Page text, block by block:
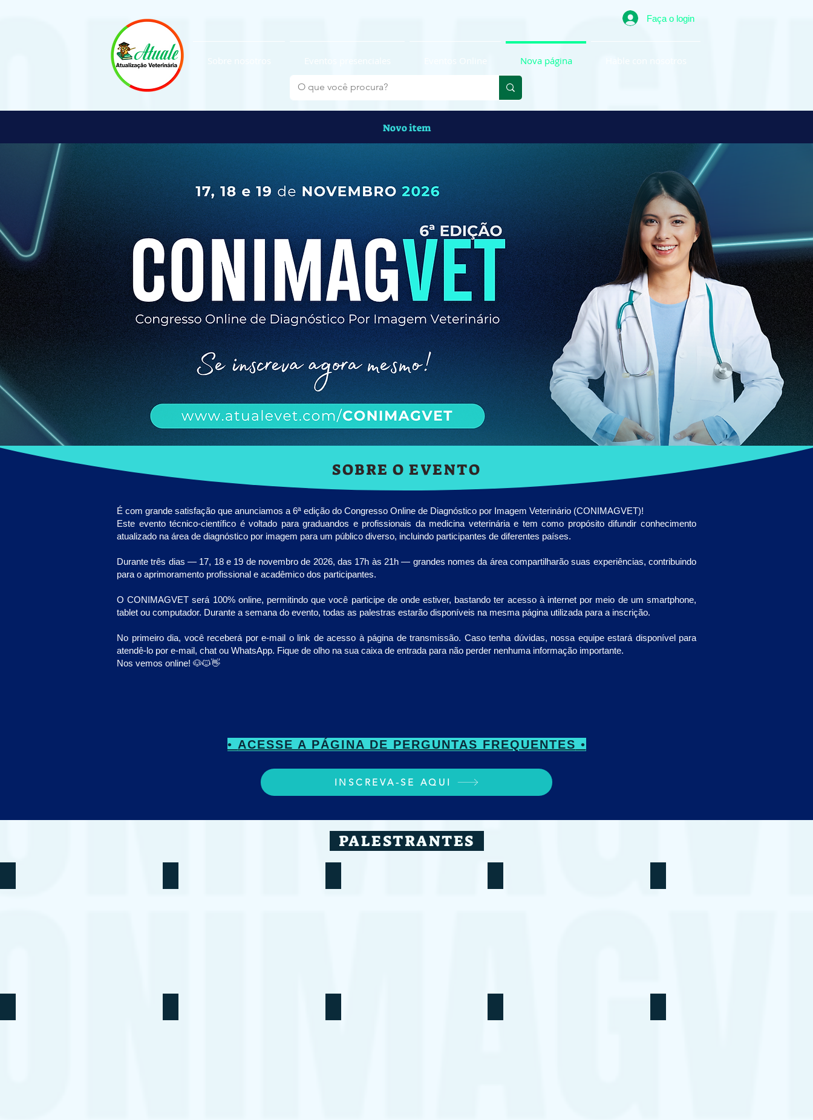
Faça o login
Nova página
Novo item
SOBRE O EVENTO
É com grande satisfação que anunciamos a 6ª edição do Congresso Online de Diagnóstico por Imagem Veterinário (CONIMAGVET)!
Este evento técnico-científico é voltado para graduandos e profissionais da medicina veterinária e tem como propósito difundir conhecimento
atualizado na área de diagnóstico por imagem para um público diverso, incluindo participantes de diferentes países.
Durante três dias — 17, 18 e 19 de novembro de 2026, das 17h às 21h — grandes nomes da área compartilharão suas experiências, contribuindo
para o aprimoramento profissional e acadêmico dos participantes.
O CONIMAGVET será 100% online, permitindo que você participe de onde estiver, bastando ter acesso à internet por meio de um smartphone,
tablet ou computador. Durante a semana do evento, todas as palestras estarão disponíveis na mesma página utilizada para a inscrição.
No primeiro dia, você receberá por e-mail o link de acesso à página de transmissão. Caso tenha dúvidas, nossa equipe estará disponível para
atendê-lo por e-mail, chat ou WhatsApp. Fique de olho na sua caixa de entrada para não perder nenhuma informação importante.
Nos vemos online! 🐶🐱👋
• ACESSE A PÁGINA DE PERGUNTAS FREQUENTES •
INSCREVA-SE AQUI
PALESTRANTES